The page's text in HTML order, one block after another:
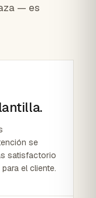
— es
se
satisfactorio
el cliente.